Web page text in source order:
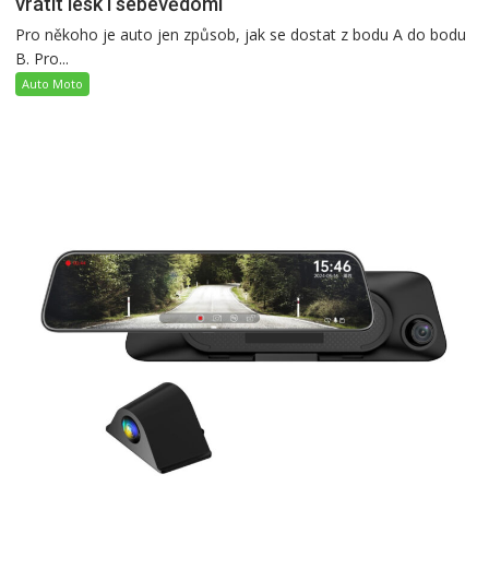
Pro někoho je auto jen způsob, jak se dostat z bodu A do bodu
B. Pro...
Auto Moto